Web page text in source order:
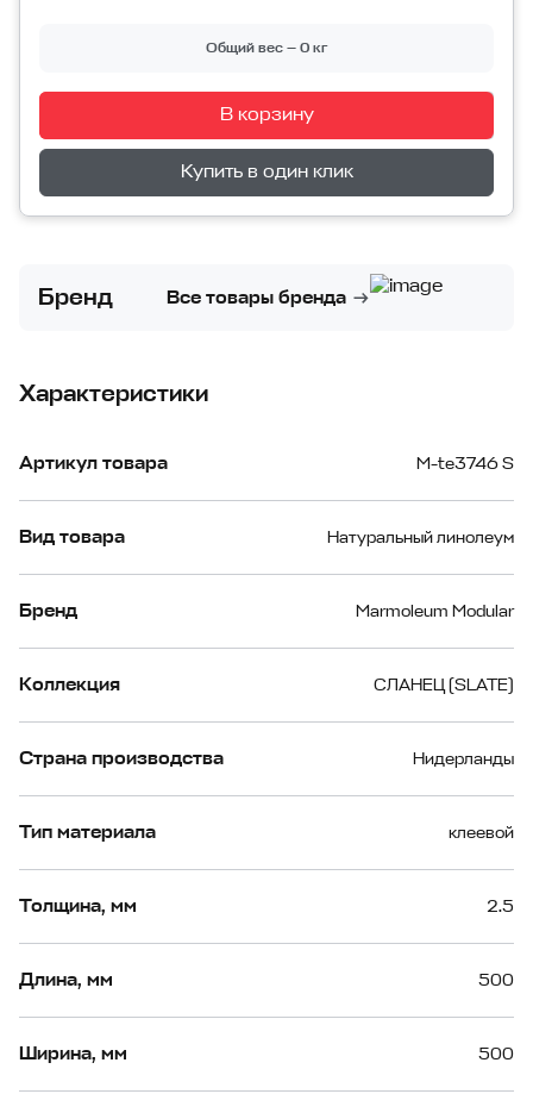
Общий вес — 0 кг
В корзину
Перейти в корзину
Купить в один клик
Бренд Все товары бренда
Характеристики
Артикул товара M-te3746 S
Вид товара Натуральный линолеум
Бренд Marmoleum Modular
Коллекция СЛАНЕЦ (SLATE)
Страна производства Нидерланды
Тип материала клеевой
Толщина, мм 2.5
Длина, мм 500
Ширина, мм 500